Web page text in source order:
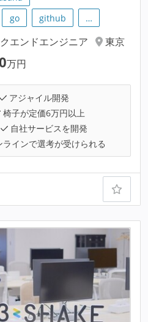
go github …
エンドエンジニア
東京
万円
アジャイル開発
椅子が定価6万円以上
自社サービスを開発
ラインで選考が受けられる